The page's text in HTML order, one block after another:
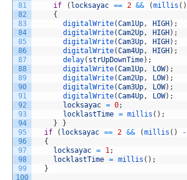
81
82
83
84
85
86
87
88
89
90
91
92
93
94
95
96
97
98
99
100
if
( locksayac == 2 && (millis ( )
{
digitalWrite(Cam1Up, HIGH) ;
digitalWrite(Cam2Up, HIGH) ;
digitalWrite(Cam3Up, HIGH) ;
digitalWrite(Cam4Up, HIGH) ;
delay( strUpDownTime) ;
digitalWrite(Cam1Up, LOW) ;
digitalWrite(Cam2Up, LOW) ;
digitalWrite(Cam3Up, LOW) ;
digitalWrite(Cam4Up, LOW) ;
locksayac = 0;
locklastTime = millis ( ) ;
}
}
if
( locksayac == 2 && (millis ( ) -
{
locksayac = 1 ;
locklastTime = millis ( ) ;
}